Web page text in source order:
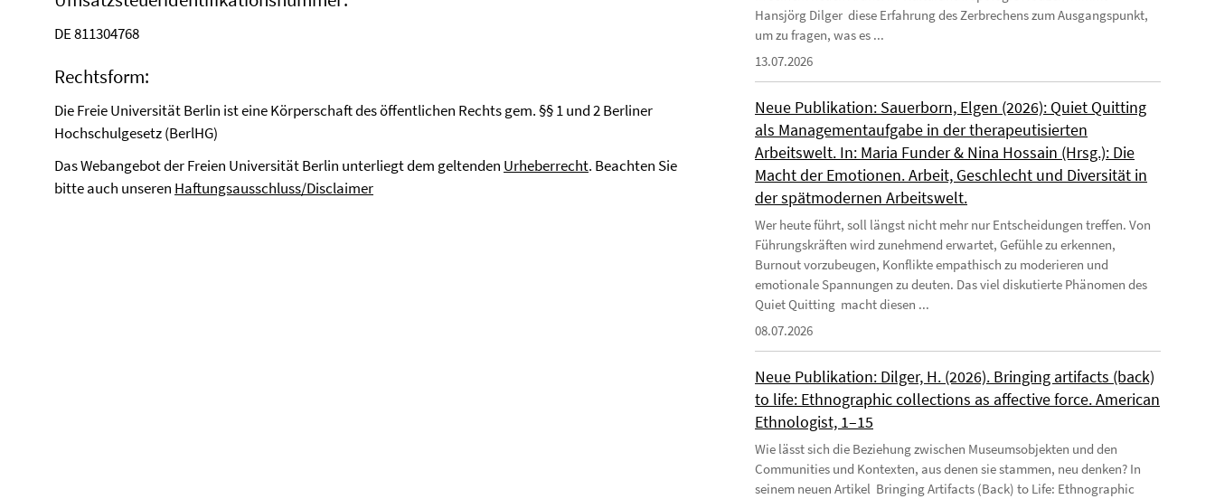
DE 811304768
Rechtsform:
Die Freie Universität Berlin ist eine Körperschaft des öffentlichen Rechts gem. §§ 1 und 2 Berliner
Hochschulgesetz (BerlHG)
Das Webangebot der Freien Universität Berlin unterliegt dem geltenden Urheberrecht. Beachten Sie
bitte auch unseren Haftungsausschluss/Disclaimer
Hansjörg Dilger diese Erfahrung des Zerbrechens zum Ausgangspunkt,
um zu fragen, was es ...
13.07.2026
Neue Publikation: Sauerborn, Elgen (2026): Quiet Quitting
als Managementaufgabe in der therapeutisierten
Arbeitswelt. In: Maria Funder & Nina Hossain (Hrsg.): Die
Macht der Emotionen. Arbeit, Geschlecht und Diversität in
der spätmodernen Arbeitswelt.
Wer heute führt, soll längst nicht mehr nur Entscheidungen treffen. Von
Führungskräften wird zunehmend erwartet, Gefühle zu erkennen,
Burnout vorzubeugen, Konflikte empathisch zu moderieren und
emotionale Spannungen zu deuten. Das viel diskutierte Phänomen des
Quiet Quitting macht diesen ...
08.07.2026
Neue Publikation: Dilger, H. (2026). Bringing artifacts (back)
to life: Ethnographic collections as affective force. American
Ethnologist, 1–15
Wie lässt sich die Beziehung zwischen Museumsobjekten und den
Communities und Kontexten, aus denen sie stammen, neu denken? In
seinem neuen Artikel Bringing Artifacts (Back) to Life: Ethnographic